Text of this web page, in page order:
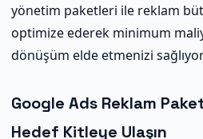
yönetim paketleri ile reklam
optimize ederek minimum
dönüşüm elde etmenizi
Google Ads Reklam
Hedef Kitleye Ulaşın